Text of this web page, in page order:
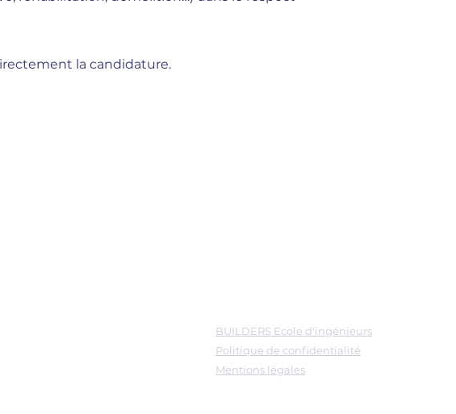
la candidature.
BUILDERS Ecole d'ingénieurs
Politique de confidentialité
Mentions légales